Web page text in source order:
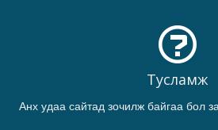
Тусламж
Анх удаа сайтад зочилж байгаа бол